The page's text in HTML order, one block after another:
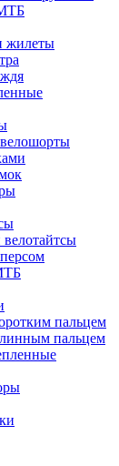
жилеты
пальцем
пальцем